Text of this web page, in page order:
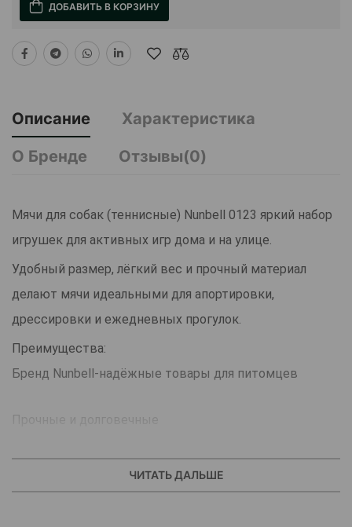
ДОБАВИТЬ В КОРЗИНУ
Описание
Характеристика
О Бренде
Отзывы(0)
Мячи для собак (теннисные) Nunbell 0123 яркий набор
игрушек для активных игр дома и на улице.
Удобный размер, лёгкий вес и прочный материал
делают мячи идеальными для апортировки,
дрессировки и ежедневных прогулок.
Преимущества:
Бренд Nunbell-надёжные товары для питомцев
Прочные и долговечные
ЧИТАТЬ ДАЛЬШЕ